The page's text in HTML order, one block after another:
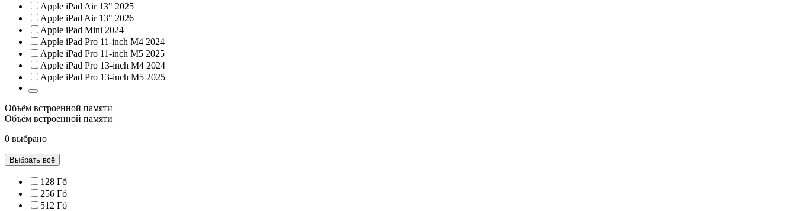
Apple iPad Air 13" 2025
Apple iPad Air 13" 2026
Apple iPad Mini 2024
Apple iPad Pro 11-inch M4 2024
Apple iPad Pro 11-inch M5 2025
Apple iPad Pro 13-inch M4 2024
Apple iPad Pro 13-inch M5 2025
Объём встроенной памяти
Объём встроенной памяти
0 выбрано
Выбрать всё
128 Гб
256 Гб
512 Гб